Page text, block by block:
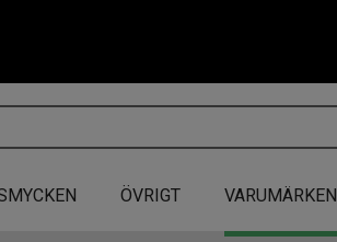
ÖVRIGT VARUMÄRKEN